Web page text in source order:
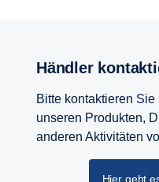
Händler
Bitte kontaktieren
unseren Produkten,
anderen Aktivitäten
Hier geht